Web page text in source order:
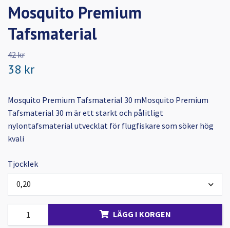
Mosquito Premium
Tafsmaterial
42 kr
38 kr
Mosquito Premium Tafsmaterial 30 mMosquito Premium
Tafsmaterial 30 m är ett starkt och pålitligt
nylontafsmaterial utvecklat för flugfiskare som söker hög
kvali
Tjocklek
0,20
LÄGG I KORGEN